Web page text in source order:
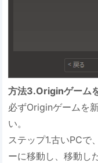
方法3.Originゲーム
必ずOriginゲームを
い。
ステップ1.古いPCで
ーに移動し、移動し